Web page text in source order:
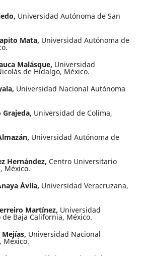
Universidad Autónoma de San
Mata, Universidad Autónoma de
Malásque, Universidad
de Hidalgo, México.
Universidad Nacional Autónoma
Universidad de Colima,
Universidad Autónoma de
Hernández, Centro Universitario
México.
Ávila, Universidad Veracruzana,
Martínez, Universidad
Baja California, México.
Universidad Nacional
México.